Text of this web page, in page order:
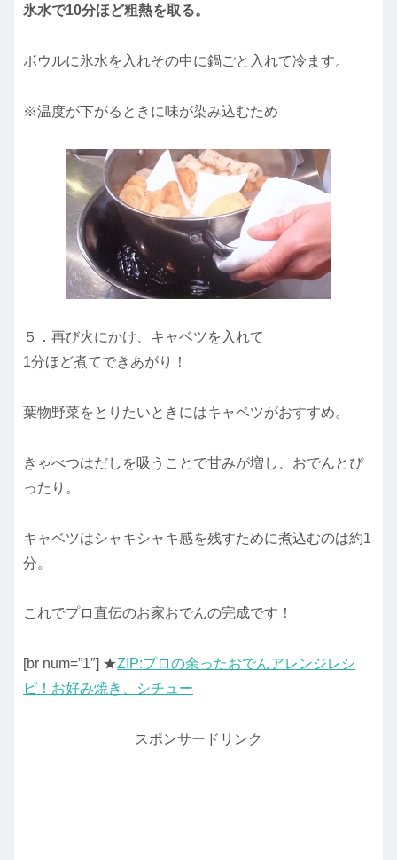
氷水で10分ほど粗熱を取る。
ボウルに氷水を入れその中に鍋ごと入れて冷ます。
※温度が下がるときに味が染み込むため
５．再び火にかけ、キャベツを入れて
1分ほど煮てできあがり！
葉物野菜をとりたいときにはキャベツがおすすめ。
きゃべつはだしを吸うことで甘みが増し、おでんとぴ
ったり。
キャベツはシャキシャキ感を残すために煮込むのは約1
分。
これでプロ直伝のお家おでんの完成です！
[br num=”1″] ★ZIP:プロの余ったおでんアレンジレシ
ピ！お好み焼き、シチュー
スポンサードリンク